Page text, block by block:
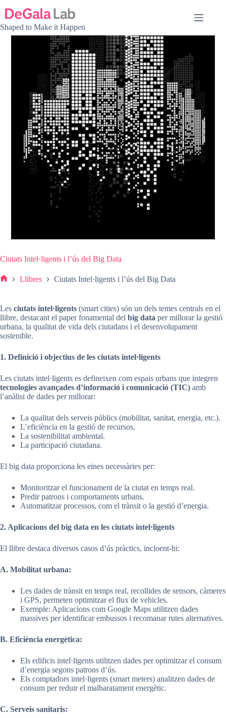
contingut
Shaped to Make it Happen
Ciutats Intel·ligents i l’ús del Big Data
Llibres Ciutats Intel·ligents i l’ús del Big Data
Les ciutats intel·ligents (smart cities) són un dels temes centrals en el
llibre, destacant el paper fonamental del big data per millorar la gestió
urbana, la qualitat de vida dels ciutadans i el desenvolupament
sostenible.
1. Definició i objectius de les ciutats intel·ligents
Les ciutats intel·ligents es defineixen com espais urbans que integren
tecnologies avançades d’informació i comunicació (TIC) amb
l’anàlisi de dades per millorar:
La qualitat dels serveis públics (mobilitat, sanitat, energia, etc.).
L’eficiència en la gestió de recursos.
La sostenibilitat ambiental.
La participació ciutadana.
El big data proporciona les eines necessàries per:
Monitoritzar el funcionament de la ciutat en temps real.
Predir patrons i comportaments urbans.
Automatitzar processos, com el trànsit o la gestió d’energia.
2. Aplicacions del big data en les ciutats intel·ligents
El llibre destaca diversos casos d’ús pràctics, incloent-hi:
A. Mobilitat urbana:
Les dades de trànsit en temps real, recollides de sensors, càmeres
i GPS, permeten optimitzar el flux de vehicles.
Exemple: Aplicacions com Google Maps utilitzen dades
massives per identificar embussos i recomanar rutes alternatives.
B. Eficiència energètica:
Els edificis intel·ligents utilitzen dades per optimitzar el consum
d’energia segons patrons d’ús.
Els comptadors intel·ligents (smart meters) analitzen dades de
consum per reduir el malbaratament energètic.
C. Serveis sanitaris: